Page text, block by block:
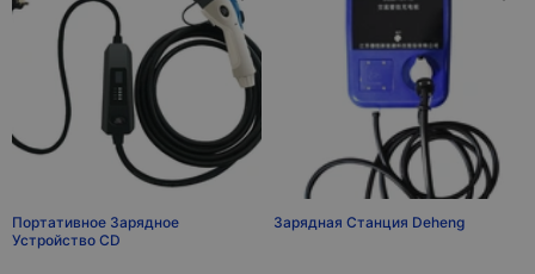
Портативное Зарядное
Устройство CD
Зарядная Станция Deheng